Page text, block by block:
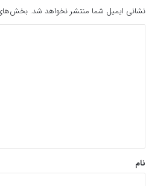
نشانی ایمیل شما منتشر نخواهد شد. بخش‌های
نام